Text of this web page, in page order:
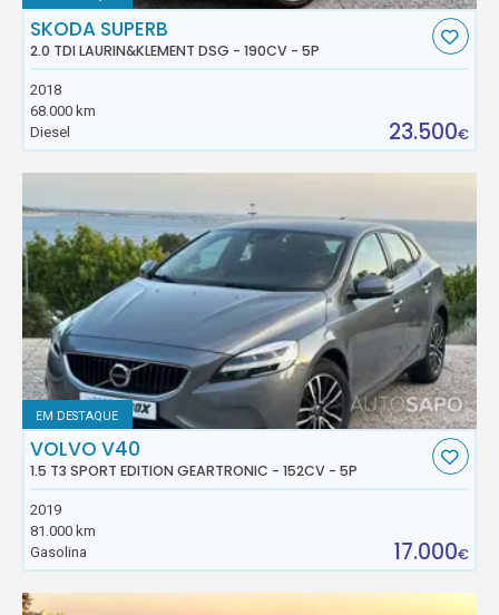
SKODA SUPERB
2.0 TDI LAURIN&KLEMENT DSG - 190CV - 5P
2018
68.000 km
Diesel
23.500€
EM DESTAQUE
VOLVO V40
1.5 T3 SPORT EDITION GEARTRONIC - 152CV - 5P
2019
81.000 km
Gasolina
17.000€